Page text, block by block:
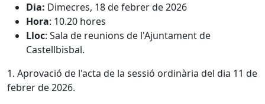
Dia: Dimecres, 18 de febrer de 2026
Hora: 10.20 hores
Lloc: Sala de reunions de l'Ajuntament de
Castellbisbal.
1. Aprovació de l'acta de la sessió ordinària del dia 11 de
febrer de 2026.